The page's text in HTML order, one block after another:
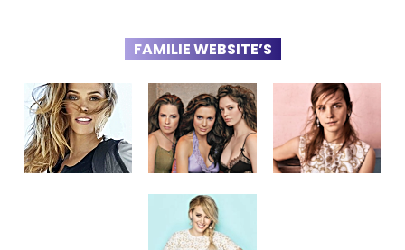
FAMILIE WEBSITE’S